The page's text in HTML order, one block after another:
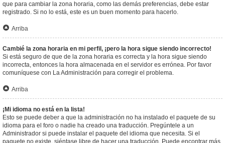
que para cambiar la zona horaria, como las demás preferencias, debe estar
registrado. Si no lo está, este es un buen momento para hacerlo.
Arriba
Cambié la zona horaria en mi perfil, ¡pero la hora sigue siendo incorrecto!
Si está seguro de que de la zona horaria es correcta y la hora sigue siendo
incorrecta, entonces la hora almacenada en el servidor es errónea. Por favor
comuníquese con La Administración para corregir el problema.
Arriba
¡Mi idioma no está en la lista!
Esto se puede deber a que la administración no ha instalado el paquete de su
idioma para el foro o nadie ha creado una traducción. Pregúntele a un
Administrador si puede instalar el paquete del idioma que necesita. Si el
paquete no existe, siéntase libre de hacer una traducción. Puede encontrar más